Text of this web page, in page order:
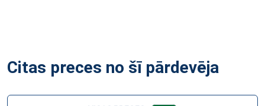
Citas preces no šī pārdevēja